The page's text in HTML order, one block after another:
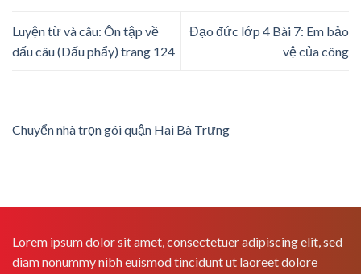
Luyện từ và câu: Ôn tập về
dấu câu (Dấu phẩy) trang 124
Đạo đức lớp 4 Bài 7: Em bảo
vệ của công
Chuyển nhà trọn gói quận Hai Bà Trưng
Lorem ipsum dolor sit amet, consectetuer adipiscing elit, sed
diam nonummy nibh euismod tincidunt ut laoreet dolore